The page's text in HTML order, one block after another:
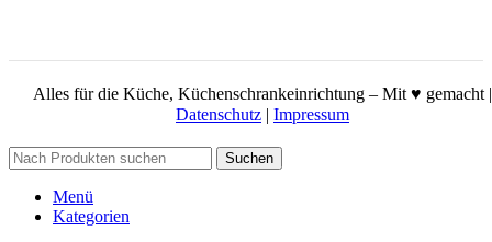
Alles für die Küche, Küchenschrankeinrichtung – Mit ♥ gemacht |
Datenschutz | Impressum
Suchen
Menü
Kategorien